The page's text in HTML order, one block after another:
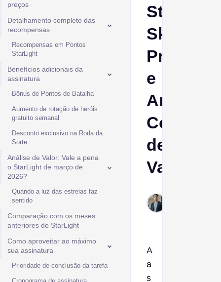
preços
Detalhamento completo das
recompensas
Recompensas em Pontos
StarLight
Benefícios adicionais da
assinatura
Bônus de Pontos de Batalha
Aumento de rotação de heróis
gratuito semanal
Desconto exclusivo na Roda da
Sorte
Análise de Valor: Vale a pena
o StarLight de março de
2026?
Quando a luz das estrelas faz
sentido
Comparação com os meses
anteriores do StarLight
Como aproveitar ao máximo
sua assinatura
Prioridade de conclusão da tarefa
Skins,
Preço
e
Análise
de
Valor
A
a
s